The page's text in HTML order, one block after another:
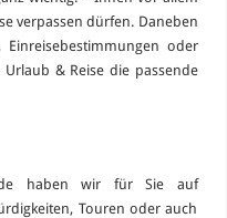
verpassen dürfen. Daneben
oder
& Reise die passende
haben wir für Sie auf
Touren oder auch